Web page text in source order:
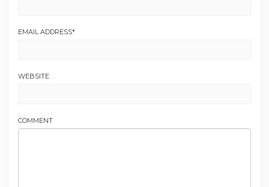
EMAIL ADDRESS*
WEBSITE
COMMENT